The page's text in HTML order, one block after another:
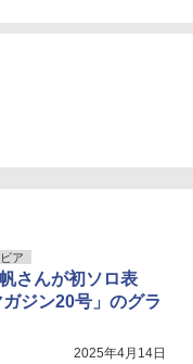
ア
さんが初ソロ表
ジン20号」のグラ
2025年4月14日